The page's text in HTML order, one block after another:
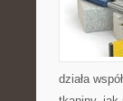
działa